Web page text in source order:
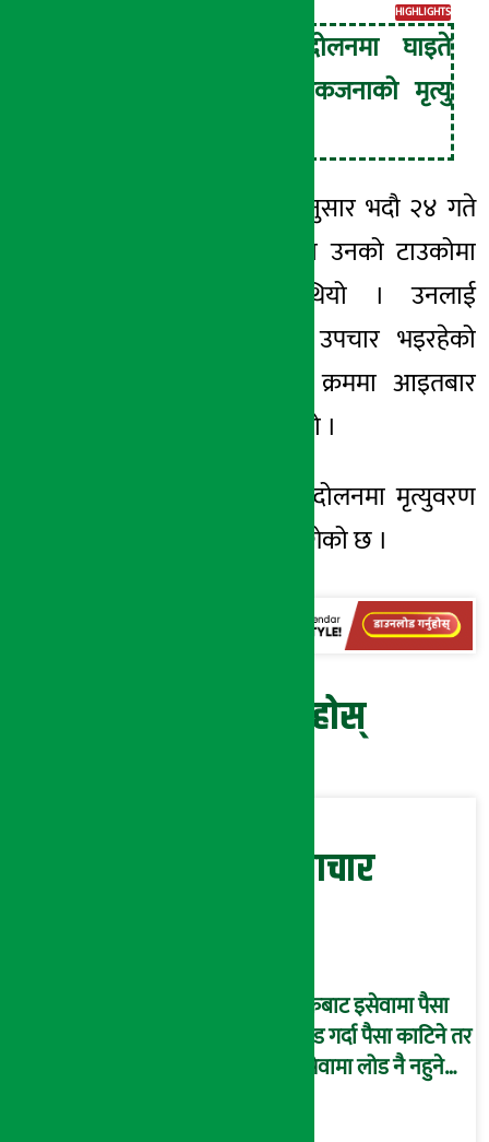
HIGHLIGHTS
जेन-जी आन्दोलनमा घाइते
भएका थप एकजनाको मृत्यु
ती अधिकारीका अनुसार भदौ २४ गते
आन्दोलनका क्रममा उनको टाउकोमा
गोली लागेको थियो । उनलाई
आइसियूमा राखेर उपचार भइरहेको
थियो । उपचारकै क्रममा आइतबार
उनको मृत्यु भएको हो ।
योसँगै जेन-जी आन्दोलनमा मृत्युवरण
गर्नेको संख्या ७६ पुगेको छ ।
प्रतिक्रिया दिनुहोस्
सम्बन्धित समाचार
बैंकबाट इसेवामा पैसा
लोड गर्दा पैसा काटिने तर
इसेवामा लोड नै नहुने